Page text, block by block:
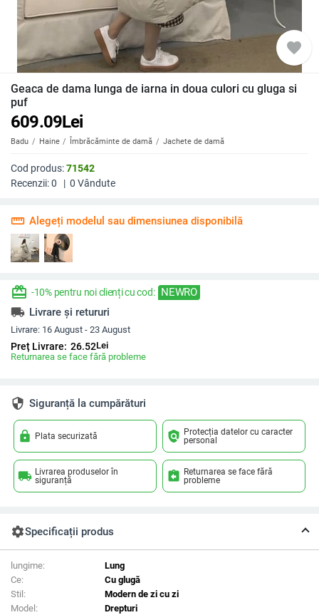
favorite
Geaca de dama lunga de iarna in doua culori cu gluga si
puf
609.09Lei
Badu Haine Îmbrăcăminte de damă Jachete de damă
Cod produs:71542
Recenzii:0 | 0 Vândute
straighten Alegeți modelul sau dimensiunea disponibilă
redeem -10% pentru noi clienți cu cod: NEWRO
local_shipping Livrare și retururi
Livrare: 16 August - 23 August
Preț Livrare: 26.52Lei
Returnarea se face fără probleme
security Siguranță la cumpărături
lock Plata securizată policy Protecția datelor cu caracter
personal
local_shipping Livrarea produselor în
siguranță
assignment_return Returnarea se face fără
probleme
settingsSpecificații produs
lungime:
Lung
Ce:
Cu glugă
Stil:
Modern de zi cu zi
Model:
Drepturi